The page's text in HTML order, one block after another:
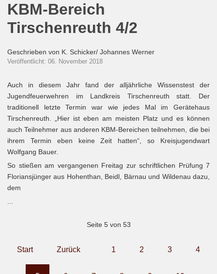
KBM-Bereich
Tirschenreuth 4/2
Geschrieben von K. Schicker/ Johannes Werner
Veröffentlicht: 06. November 2018
Auch in diesem Jahr fand der alljährliche Wissenstest der
Jugendfeuerwehren im Landkreis Tirschenreuth statt. Der
traditionell letzte Termin war wie jedes Mal im Gerätehaus
Tirschenreuth. „Hier ist eben am meisten Platz und es können
auch Teilnehmer aus anderen KBM-Bereichen teilnehmen, die bei
ihrem Termin eben keine Zeit hatten“, so Kreisjugendwart
Wolfgang Bauer.
So stießen am vergangenen Freitag zur schriftlichen Prüfung 7
Floriansjünger aus Hohenthan, Beidl, Bärnau und Wildenau dazu,
dem
Seite 5 von 53
Start Zurück 1 2 3 4